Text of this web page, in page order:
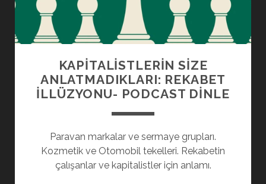
KAPİTALİSTLERİN SİZE
ANLATMADIKLARI: REKABET
İLLÜZYONU- PODCAST DINLE
Paravan markalar ve sermaye grupları.
Kozmetik ve Otomobil tekelleri. Rekabetin
çalışanlar ve kapitalistler için anlamı.